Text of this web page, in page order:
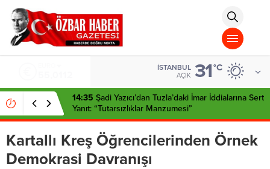
islami
chat
omegla
türk
sohbet
dini
chat
İSTANBUL
AÇIK 31°C
14:35 Şadi Yazıcı’dan Tuzla’daki İmar İddialarına Sert
Yanıt: “Tutarsızlıklar Manzumesi”
Kartallı Kreş Öğrencilerinden Örnek
Demokrasi Davranışı